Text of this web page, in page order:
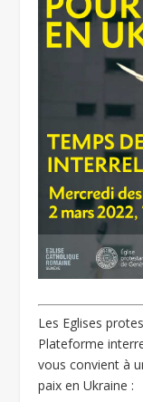
Les Eglises
Plateforme
vous convient à
paix en Ukraine :